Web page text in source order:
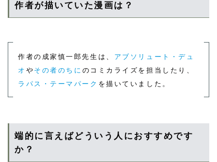
作者が描いていた漫画は？
作者の成家慎一郎先生は、 アブソリュート・デュ
オ やその者のちに のコミカライズを担当したり、
ラパス・テーマパーク を描いていました。
端的に言えばどういう人におすすめです
か？